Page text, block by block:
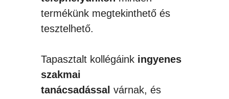
termékünk megtekinthető és
tesztelhető.
Tapasztalt kollégáink ingyenes
szakmai
tanácsadással várnak, és